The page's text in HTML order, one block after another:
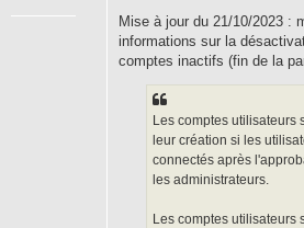
s
a
g
Mise à jour du 21/10/2023 :
informations sur la
comptes inactifs (fin de la
Les comptes utilisateurs
leur création si les
connectés après
les administrateurs.
Les comptes utilisateurs